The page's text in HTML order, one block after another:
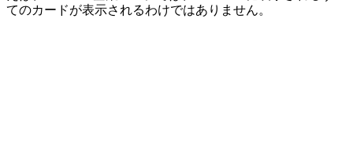
てのカードが表示されるわけではありません。